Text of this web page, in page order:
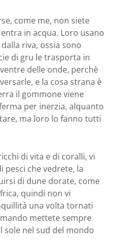
come me, non siete
in acqua. Loro usano
riva, ossia sono
di gru le trasporta in
delle onde, perchè
e la cosa strana è
il gommone viene
per inerzia, alquanto
ma loro lo fanno tutti
di vita e di coralli, vi
che vedrete, la
di dune dorate, come
quindi non vi
una volta tornati
mettete sempre
sole nel sud del mondo